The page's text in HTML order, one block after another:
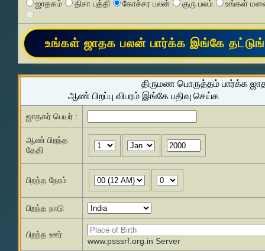
ஜாதகம் திசா புத்தி கோச்சர பலன் குரு பலம் உங்கள்
திருமண பொருத்தம் பார்க்க
ஆண் பிறப்பு விபரம் இங்கே பதிவு செய்க
ஜாதகர் பெயர் :
ஆண் பிறந்த
தேதி
பிறந்த நேரம்
பிறந்த நாடு
பிறந்த ஊர்
www.psssrf.org.in Server